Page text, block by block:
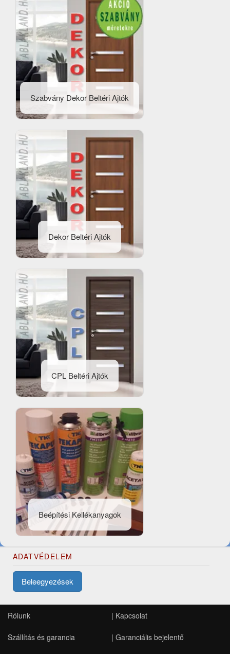
Szabvány Dekor Beltéri Ajtók
Dekor Beltéri Ajtók
CPL Beltéri Ajtók
Beépítési Kellékanyagok
ADATVÉDELEM
Beleegyezések
Rólunk
Szállítás és garancia
| Kapcsolat
| Garanciális bejelentő